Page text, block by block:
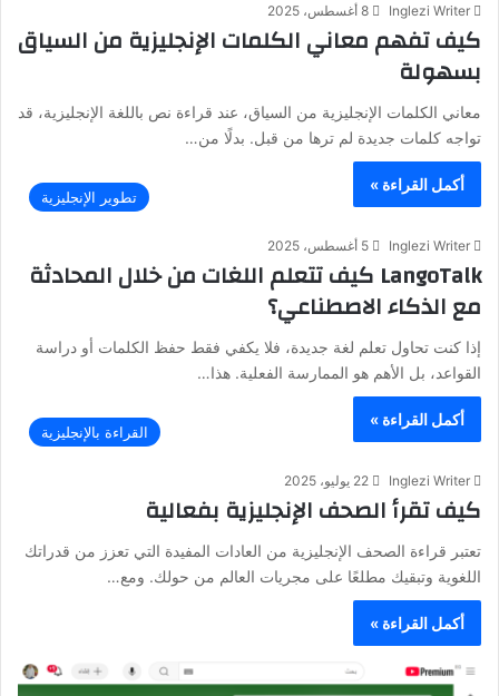
Inglezi Writer 8 أغسطس، 2025
كيف تفهم معاني الكلمات الإنجليزية من السياق
بسهولة
معاني الكلمات الإنجليزية من السياق، عند قراءة نص باللغة الإنجليزية، قد
تواجه كلمات جديدة لم ترها من قبل. بدلًا من…
أكمل القراءة »
تطوير الإنجليزية
Inglezi Writer 5 أغسطس، 2025
LangoTalk كيف تتعلم اللغات من خلال المحادثة
مع الذكاء الاصطناعي؟
إذا كنت تحاول تعلم لغة جديدة، فلا يكفي فقط حفظ الكلمات أو دراسة
القواعد، بل الأهم هو الممارسة الفعلية. هذا…
أكمل القراءة »
القراءة بالإنجليزية
Inglezi Writer 22 يوليو، 2025
كيف تقرأ الصحف الإنجليزية بفعالية
تعتبر قراءة الصحف الإنجليزية من العادات المفيدة التي تعزز من قدراتك
اللغوية وتبقيك مطلعًا على مجريات العالم من حولك. ومع…
أكمل القراءة »